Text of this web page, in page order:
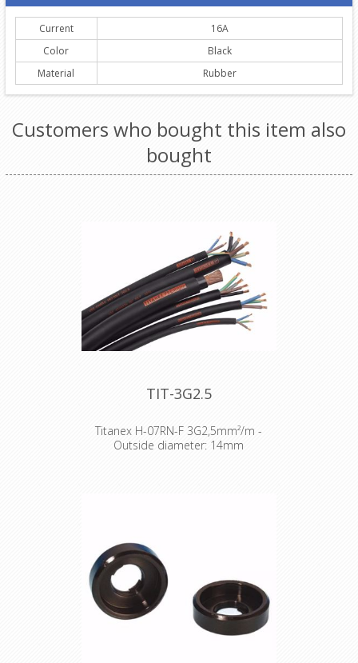
Current
16A
Color
Black
Material
Rubber
Customers who bought this item also
bought
TIT-3G2.5
Titanex H-07RN-F 3G2,5mm²/m -
Outside diameter: 14mm
to use and withstands the toughest
of conditions, such as hard-wearing
situations, extreme temperatures
and most chemicals. For more than
50 years the TITANEX® cable range
properties have been recognized as
the best choice for all mobile and